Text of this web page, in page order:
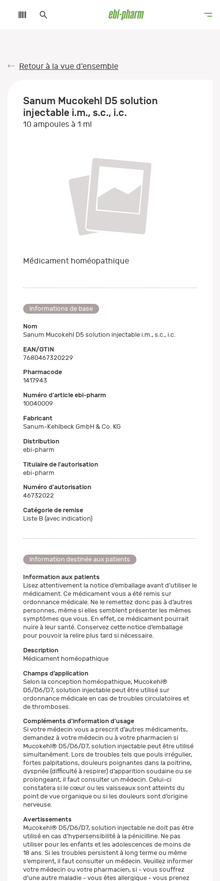
Retour à la vue d’ensemble
Sanum Mucokehl D5 solution
injectable i.m., s.c., i.c.
10 ampoules à 1 ml
Médicament homéopathique
Informations de base
Nom
Sanum Mucokehl D5 solution injectable i.m., s.c., i.c.
EAN/GTIN
7680467320229
Pharmacode
1417943
Numéro d'article ebi-pharm
10040009
Fabricant
Sanum-Kehlbeck GmbH & Co. KG
Distribution
ebi-pharm
Titulaire de l'autorisation
ebi-pharm
Numéro d'autorisation
46732022
Catégorie de remise
Liste B (avec indication)
Information destinée aux patients
Information aux patients
Lisez attentivement la notice d’emballage avant d’utiliser le
médicament. Ce médicament vous a été remis sur
ordonnance médicale. Ne le remettez donc pas à d’autres
personnes, même si elles semblent présenter les mêmes
symptômes que vous. En effet, ce médicament pourrait
nuire à leur santé. Conservez cette notice d’emballage
pour pouvoir la relire plus tard si nécessaire.
Description
Médicament homéopathique
Champs d’application
Selon la conception homéopathique, Mucokehl®
D5/D6/D7, solution injectable peut être utilisé sur
ordonnance médicale en cas de troubles circulatoires et
de thromboses.
Compléments d'information d'usage
Si votre médecin vous a prescrit d’autres médicaments,
demandez à votre médecin ou à votre pharmacien si
Mucokehl® D5/D6/D7, solution injectable peut être utilisé
simultanément. Lors de troubles tels que pouls irrégulier,
fortes palpitations, douleurs poignantes dans la poitrine,
dyspnée (difficulté à respirer) d’apparition soudaine ou se
prolongeant, il faut consulter un médecin. Celui-ci
constatera si le cœur ou les vaisseaux sont atteints du
point de vue organique ou si les douleurs sont d’origine
nerveuse.
Avertissements
Mucokehl® D5/D6/D7, solution injectable ne doit pas être
utilisé en cas d’hypersensibilité à la pénicilline. Ne pas
utiliser pour les enfants et les adolescences de moins de
18 ans. Si les troubles persistent à long terme ou même
s’empirent, il faut consulter un médecin. Veuillez informer
votre médecin ou votre pharmacien, si - vous souffrez
d’une autre maladie - vous êtes allergique - vous prenez